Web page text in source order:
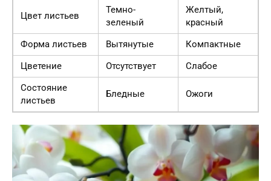
Цвет листьев
Темно-
зеленый
Желтый,
красный
Форма листьев
Вытянутые
Компактные
Цветение
Отсутствует
Слабое
Состояние
листьев
Бледные Ожоги